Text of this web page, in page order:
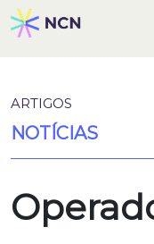
ARTIGOS
NOTÍCIAS